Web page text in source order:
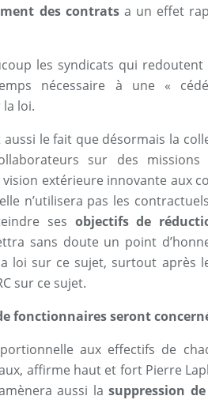
des contratsa un effet
les syndicats qui
nécessaire à une «
loi.
le fait que désormais la
sur des
extérieure innovante aux
n’utilisera pas les
ses objectifs de
sans doute un point
loi sur ce sujet, surtout après
sur ce sujet.
fonctionnaires seront
aux effectifs de
affirme haut et fort Pierre
aussi la suppression